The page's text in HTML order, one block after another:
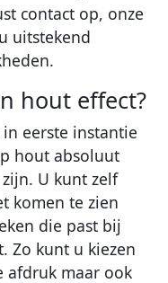
contact op, onze
uitstekend
hout effect?
eerste instantie
hout absoluut
U kunt zelf
komen te zien
die past bij
Zo kunt u kiezen
afdruk maar ook